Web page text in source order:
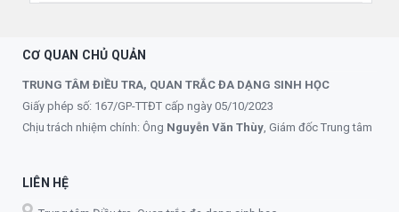
CƠ QUAN CHỦ QUẢN
TRUNG TÂM ĐIỀU TRA, QUAN TRẮC ĐA DẠNG SINH HỌC
Giấy phép số: 167/GP-TTĐT cấp ngày 05/10/2023
Chịu trách nhiệm chính: Ông Nguyễn Văn Thùy , Giám đốc Trung tâm
LIÊN HỆ